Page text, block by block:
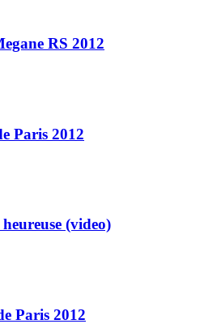
RS 2012
Paris 2012
(video)
Paris 2012